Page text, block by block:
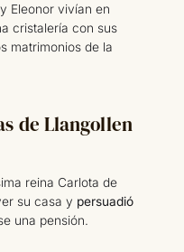
Eleonor vivían en
cristalería con sus
matrimonios de la
de Llangollen
reina Carlota de
su casa y persuadió
una pensión.